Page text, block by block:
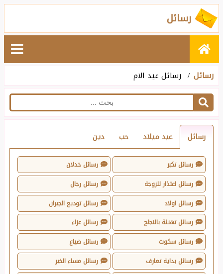
رسائل
رسائل رسائل عيد الام
رسائل عيد ميلاد حب دين
رسائل تكبر
رسائل خدلان
رسائل اعتذار للزوجة
رسائل رجال
رسائل اولاد
رسائل توديع الجيران
رسائل تهنئة بالنجاح
رسائل عزاء
رسائل سكوت
رسائل ضياع
رسائل بداية تعارف
رسائل مساء الخير